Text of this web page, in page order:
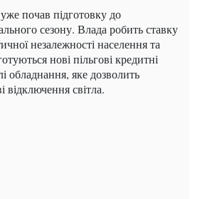
почав підготовку до
сезону. Влада робить ставку
незалежності населення та
нові пільгові кредитні
обладнання, яке дозволить
світла.